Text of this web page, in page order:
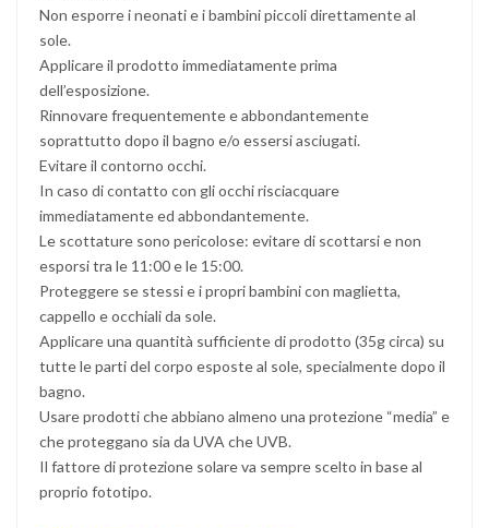
Non esporre i neonati e i bambini piccoli direttamente al
sole.
Applicare il prodotto immediatamente prima
dell’esposizione.
Rinnovare frequentemente e abbondantemente
soprattutto dopo il bagno e/o essersi asciugati.
Evitare il contorno occhi.
In caso di contatto con gli occhi risciacquare
immediatamente ed abbondantemente.
Le scottature sono pericolose: evitare di scottarsi e non
esporsi tra le 11:00 e le 15:00.
Proteggere se stessi e i propri bambini con maglietta,
cappello e occhiali da sole.
Applicare una quantità sufficiente di prodotto (35g circa) su
tutte le parti del corpo esposte al sole, specialmente dopo il
bagno.
Usare prodotti che abbiano almeno una protezione “media” e
che proteggano sia da UVA che UVB.
Il fattore di protezione solare va sempre scelto in base al
proprio fototipo.